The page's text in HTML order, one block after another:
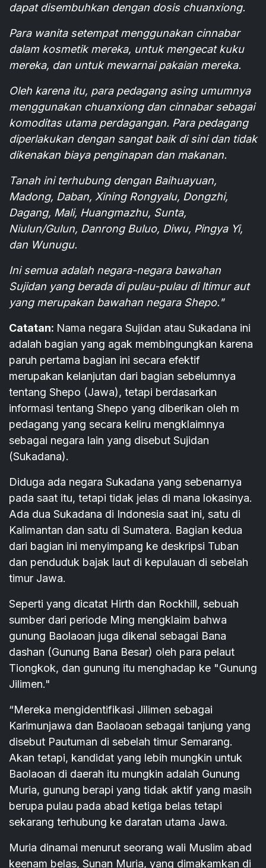
dapat disembuhkan dengan dosis chuanxiong.
Para wanita setempat menggunakan cinnabar
dalam kosmetik mereka, untuk mengecat kuku
mereka, dan untuk mewarnai pakaian mereka.
Oleh karena itu, para pedagang asing umumnya
menggunakan chuanxiong dan cinnabar sebagai
komoditas utama perdagangan. Para pedagang
diperlakukan dengan sangat baik di sini dan tidak
dikenakan biaya penginapan dan makanan.
Tanah ini terhubung dengan Baihuayuan,
Madong, Daban, Xining Rongyalu, Dongzhi,
Dagang, Mali, Huangmazhu, Sunta,
Niulun/Gulun, Danrong Buluo, Diwu, Pingya Yi,
dan Wunugu.
Ini semua adalah negara-negara bawahan
Sujidan yang berada di pulau-pulau di ltimur aut
yang merupakan bawahan negara Shepo."
Catatan: Nama negara Sujidan atau Sukadana ini
adalah bagian yang agak membingungkan karena
paruh pertama bagian ini secara efektif
merupakan kelanjutan dari bagian sebelumnya
tentang Shepo (Jawa), tetapi berdasarkan
informasi tentang Shepo yang diberikan oleh m
pedagang yang secara keliru mengklaimnya
sebagai negara lain yang disebut Sujidan
(Sukadana).
Diduga ada negara Sukadana yang sebenarnya
pada saat itu, tetapi tidak jelas di mana lokasinya.
Ada dua Sukadana di Indonesia saat ini, satu di
Kalimantan dan satu di Sumatera. Bagian kedua
dari bagian ini menyimpang ke deskripsi Tuban
dan penduduk bajak laut di kepulauan di sebelah
timur Jawa.
Seperti yang dicatat Hirth dan Rockhill, sebuah
sumber dari periode Ming mengklaim bahwa
gunung Baolaoan juga dikenal sebagai Bana
dashan (Gunung Bana Besar) oleh para pelaut
Tiongkok, dan gunung itu menghadap ke "Gunung
Jilimen."
“Mereka mengidentifikasi Jilimen sebagai
Karimunjawa dan Baolaoan sebagai tanjung yang
disebut Pautuman di sebelah timur Semarang.
Akan tetapi, kandidat yang lebih mungkin untuk
Baolaoan di daerah itu mungkin adalah Gunung
Muria, gunung berapi yang tidak aktif yang masih
berupa pulau pada abad ketiga belas tetapi
sekarang terhubung ke daratan utama Jawa.
Muria dinamai menurut seorang wali Muslim abad
keenam belas, Sunan Muria, yang dimakamkan di